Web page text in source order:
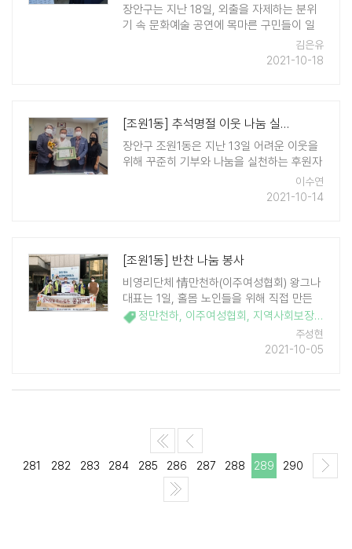
장안구는 지난 18일, 외출을 자제하는 분위
기 속 문화예술 공연에 목마른 구민들이 일
상에서 쉽게 문화생활을 즐길 수 있도록 구
청 로비에서 '캘리그래피 전시회'를 개최했
김은유
2021-10-18
[조원1동] 추석명절 이웃 나눔 실천 유공자 표창 전달
장안구 조원1동은 지난 13일 어려운 이웃을
위해 꾸준히 기부와 나눔을 실천하는 후원자
에게 이웃 나눔 실천 유공 표창을 전달했다.
조원1동은 단독주택 및 빌라가 밀집되어 복
이수연
2021-10-14
[조원1동] 반찬 나눔 봉사
비영리단체 情만천하(이주여성협회) 왕그나
대표는 1일, 홀몸 노인들을 위해 직접 만든
반찬을 조원1동 10 가구에 전달하며 이웃나
눔을 실천했다. 情만천하는 평소 지역사회를
위해 교육, 문화공연, 봉사에 힘쓰고 있다. 이
정만천하, 이주여성협회 , 지역사회보장협의체. 조원1동
주성현
2021-10-05
281 282 283 284 285 286 287 288 289 290